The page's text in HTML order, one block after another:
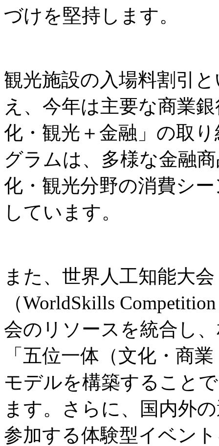
づけを堅持します。
観光施設の入場料割引
え、今年は主要な商業
化・観光＋金融」の取
グラムは、多様な金融
化・観光分野の消費シ
しています。
また、世界人工知能大
（WorldSkills
会のリソースを統合し
「五位一体（文化・商
モデルを構築すること
ます。さらに、国内外
参加する体験型イベン